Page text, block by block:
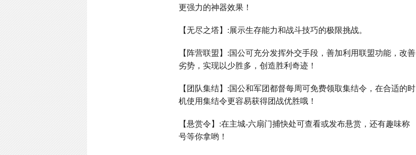
更强力的神器效果！
【无尽之塔】 :展示生存能力和战斗技巧的极限挑战。
【阵营联盟】 :国公可充分发挥外交手段，善加利用联盟功能，改善
劣势，实现以少胜多，创造胜利奇迹！
【团队集结】 :国公和军团都督每周可免费领取集结令，在合适的时
机使用集结令更容易获得团战优胜哦！
【悬赏令】 :在主城-六扇门捕快处可查看或发布悬赏，还有趣味称
号等你拿哟！